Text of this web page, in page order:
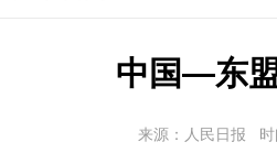
中国—东
来源：人民日报